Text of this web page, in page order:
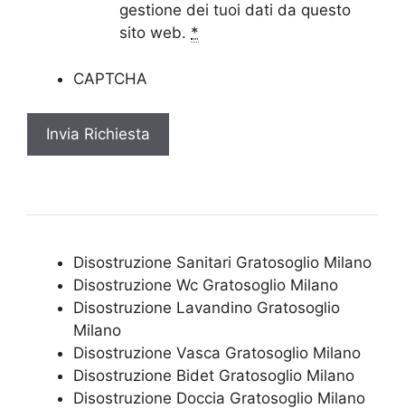
gestione dei tuoi dati da questo
sito web. *
CAPTCHA
Disostruzione Sanitari Gratosoglio Milano
Disostruzione Wc Gratosoglio Milano
Disostruzione Lavandino Gratosoglio
Milano
Disostruzione Vasca Gratosoglio Milano
Disostruzione Bidet Gratosoglio Milano
Disostruzione Doccia Gratosoglio Milano